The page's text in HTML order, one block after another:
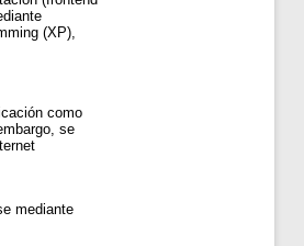
(XP),
como
se
mediante